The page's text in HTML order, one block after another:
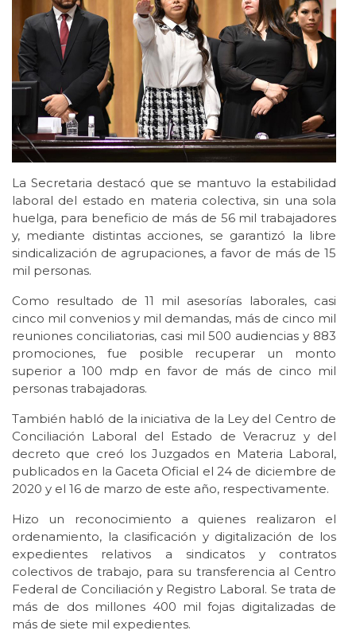
La Secretaria destacó que se mantuvo la estabilidad
laboral del estado en materia colectiva, sin una sola
huelga, para beneficio de más de 56 mil trabajadores
y, mediante distintas acciones, se garantizó la libre
sindicalización de agrupaciones, a favor de más de 15
mil personas.
Como resultado de 11 mil asesorías laborales, casi
cinco mil convenios y mil demandas, más de cinco mil
reuniones conciliatorias, casi mil 500 audiencias y 883
promociones, fue posible recuperar un monto
superior a 100 mdp en favor de más de cinco mil
personas trabajadoras.
También habló de la iniciativa de la Ley del Centro de
Conciliación Laboral del Estado de Veracruz y del
decreto que creó los Juzgados en Materia Laboral,
publicados en la Gaceta Oficial el 24 de diciembre de
2020 y el 16 de marzo de este año, respectivamente.
Hizo un reconocimiento a quienes realizaron el
ordenamiento, la clasificación y digitalización de los
expedientes relativos a sindicatos y contratos
colectivos de trabajo, para su transferencia al Centro
Federal de Conciliación y Registro Laboral. Se trata de
más de dos millones 400 mil fojas digitalizadas de
más de siete mil expedientes.